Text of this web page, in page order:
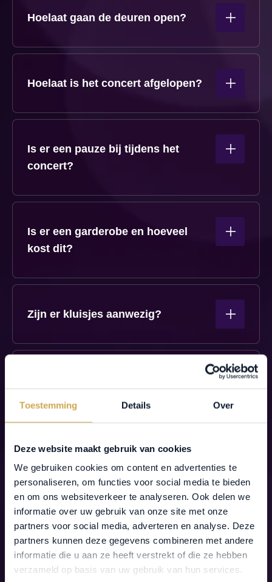
Toestemming Details Over
Deze website maakt gebruik van cookies
We gebruiken cookies om content en advertenties te
personaliseren, om functies voor social media te bieden
en om ons websiteverkeer te analyseren. Ook delen we
informatie over uw gebruik van onze site met onze
partners voor social media, adverteren en analyse. Deze
partners kunnen deze gegevens combineren met andere
informatie die u aan ze heeft verstrekt of die ze hebben
verzameld op basis van uw gebruik van hun services.
Hoelaat gaan de deuren open?
aanvang van het concert open.
Hoelaat is het concert afgelopen?
Is er een pauze bij tijdens het
concert?
Is er een garderobe en hoeveel
kost dit?
per evenement verschillen of er lockers of een
gecommuniceerd.
Zijn er kluisjes aanwezig?
Gewone huis-tuin- en keukencamera’s worden
professionele camera’s en camera’s zonder
Wat is jullie tassenbeleid?
Het mee naar binnen nemen van niet opvouwbare
paraplu’s, grote en onhandige voorwerpen, met
name koffers, rugzakken en tassen met een
omvang groter dan A4 formaat en dikker dan 10
cm (inclusief wieltjes, handvatten en voor- en
zijvakken) is niet toegestaan.
Mag ik zelf eten en/of drinken
meenemen?
Het is niet toegestaan om eigen eten en/of drinken
mee te nemen naar Ahoy.